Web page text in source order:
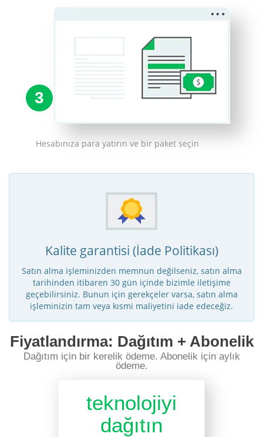
3
Hesabınıza para yatırın ve bir paket seçin
Kalite garantisi (İade Politikası)
Satın alma işleminizden memnun değilseniz, satın alma
tarihinden itibaren 30 gün içinde bizimle iletişime
geçebilirsiniz. Bunun için gerekçeler varsa, satın alma
işleminizin tam veya kısmi maliyetini iade edeceğiz.
Fiyatlandırma: Dağıtım + Abonelik
Dağıtım için bir kerelik ödeme. Abonelik için aylık
ödeme.
teknolojiyi
dağıtın